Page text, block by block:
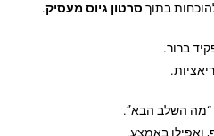
בתוך סרטון גיוס מעסיק.
ואפילו באמצע.